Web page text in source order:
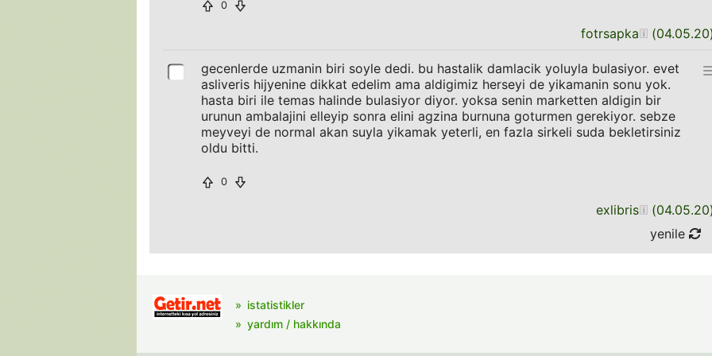
0
fotrsapka (04.05.20
gecenlerde uzmanin biri soyle dedi. bu hastalik damlacik yoluyla bulasiyor. evet
asliveris hijyenine dikkat edelim ama aldigimiz herseyi de yikamanin sonu yok.
hasta biri ile temas halinde bulasiyor diyor. yoksa senin marketten aldigin bir
urunun ambalajini elleyip sonra elini agzina burnuna goturmen gerekiyor. sebze
meyveyi de normal akan suyla yikamak yeterli, en fazla sirkeli suda bekletirsiniz
oldu bitti.
0
exlibris (04.05.20
yenile
istatistikler
yardım / hakkında